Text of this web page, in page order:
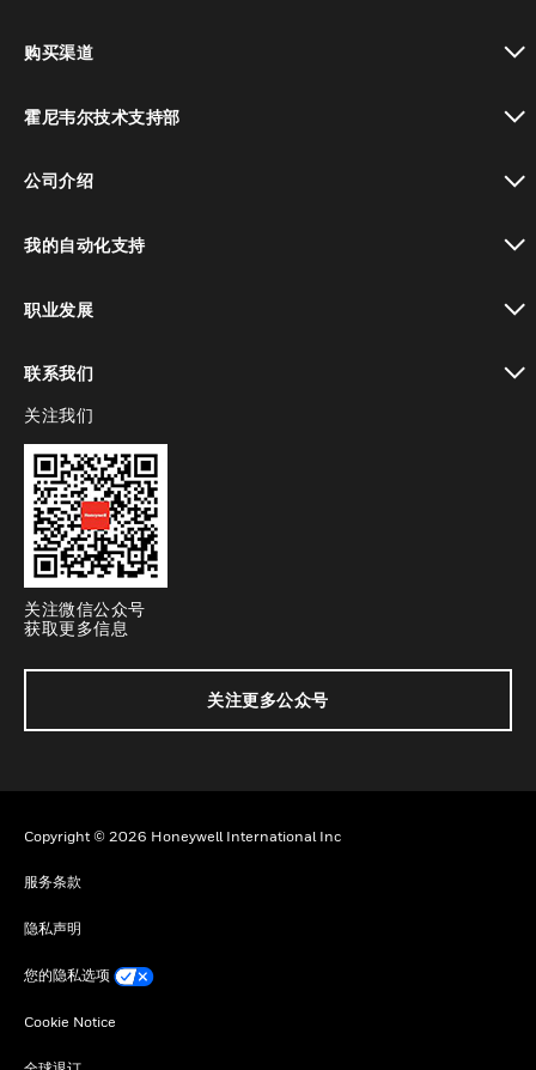
购买渠道
霍尼韦尔技术支持部
公司介绍
我的自动化支持
职业发展
联系我们
toggle view
关注我们
关注微信公众号
获取更多信息
关注更多公众号
Copyright © 2026 Honeywell International Inc
服务条款
隐私声明
您的隐私选项
Cookie Notice